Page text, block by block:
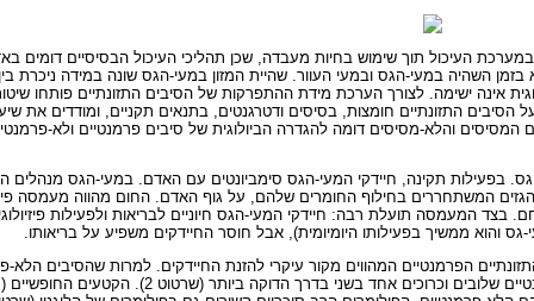
העיכול תוך שימוש בחיות מעבדה, שכן תהליכי העיכול הבסיסיים דומים
השהיה במעי-הגס ובמעי העוור. שהיית המזון במעי-הגס שונה במידה ניכרת
אינה ישימה. לצורך הערכת מידת ההתפרקות של הסיבים התזונתיים פותחו
הסיבים התזונתיים חומצות, בסיסים ודטרגנטים, בתנאים תקניים, ומודדים את
והלא-מסיסים דומה להגדרה הביולוגית של סיבים פרמנטיים ולא-
בפעילות תקינה, חיידקי המעי-הגס סימביונטים עם האדם. במעי-הגס מנהלים
המשתחררים בחילוף החומרים שלהם, על גוף האדם. החום מהווה מעמסה
בצד המעמסה תועלת רבה: חיידקי המעי-הגס חיוניים לבריאות ולפעילות
והוא ממשיך בפעילותו היומיומית), אבל חוסר החיידקים משפיע על בריאותו.
הפרמנטיים המהווים מקור עיקרי להזנת החיידקים. למרות שהסיבים
להם תפקיד מכריע בקביעת אוכלוסיית החיידקים. הסיבים הפרמנטיים והלא-פרמנטיים